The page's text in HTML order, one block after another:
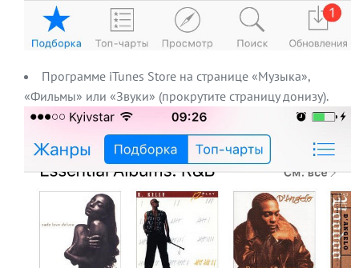
Программе iTunes Store на странице «Музыка»,
«Фильмы» или «Звуки» (прокрутите страницу донизу).